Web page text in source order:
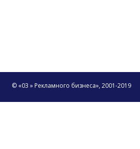
© «03 » Рекламного бизнеса», 2001-2019